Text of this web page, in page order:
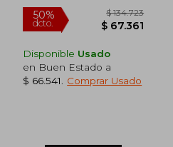
Disponible Usado
en Buen Estado a
$ 66.541
Comprar Usado